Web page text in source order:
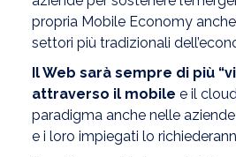
propria Mobile Economy
settori più tradizionali
Il Web sarà sempre di più
attraverso il mobile e il
paradigma anche nelle
e i loro impiegati lo